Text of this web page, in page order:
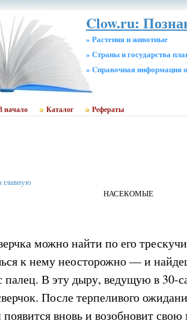
Clow.ru:
» Растения и животные
» Страны и государства
» Cправочная информация
начало Каталог Рефераты
главную
НАСЕКОМЫЕ
можно найти по его
к нему неосторожно — и
палец. В эту дыру, ведущую в 30-
После терпеливого
появится вновь и возобновит